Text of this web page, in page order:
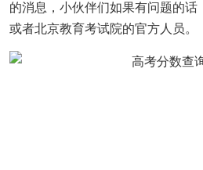
的消息，小伙伴们如果有问题的
或者北京教育考试院的官方人员。